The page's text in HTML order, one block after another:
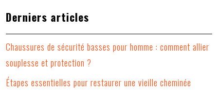
Derniers articles
Chaussures de sécurité basses pour homme : comment allier
souplesse et protection ?
Étapes essentielles pour restaurer une vieille cheminée